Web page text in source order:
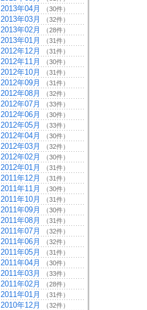
2013年04月 （30件）
2013年03月 （32件）
2013年02月 （28件）
2013年01月 （31件）
2012年12月 （31件）
2012年11月 （30件）
2012年10月 （31件）
2012年09月 （31件）
2012年08月 （32件）
2012年07月 （33件）
2012年06月 （30件）
2012年05月 （33件）
2012年04月 （30件）
2012年03月 （32件）
2012年02月 （30件）
2012年01月 （31件）
2011年12月 （31件）
2011年11月 （30件）
2011年10月 （31件）
2011年09月 （30件）
2011年08月 （31件）
2011年07月 （32件）
2011年06月 （32件）
2011年05月 （31件）
2011年04月 （30件）
2011年03月 （33件）
2011年02月 （28件）
2011年01月 （31件）
2010年12月 （32件）